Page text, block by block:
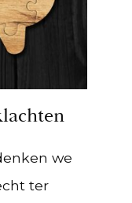
we
ter